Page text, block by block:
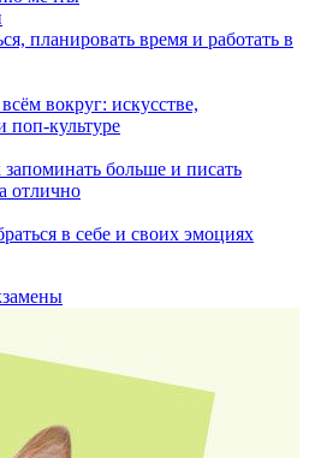
планировать время и работать в
вокруг: искусстве,
поп-культуре
больше и писать
отлично
в себе и своих эмоциях